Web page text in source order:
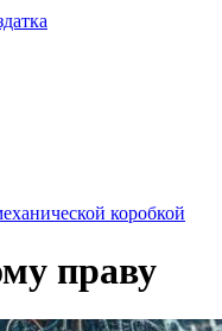
коробкой
праву